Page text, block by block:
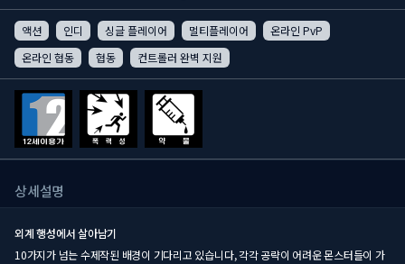
액션 인디 싱글 플레이어 멀티플레이어
온라인 PvP
온라인 협동
협동 컨트롤러 완벽 지원
상세설명
외계 행성에서 살아남기
10가지가 넘는 수제작된 배경이 기다리고 있습니다, 각각 공략이 어려운 몬스터들이 가